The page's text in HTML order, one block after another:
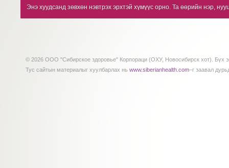
Энэ хуудсанд зөвхөн нэвтрэх эрхтэй хүмүүс орно. Та өөрийн нэр,
© 2026 ООО "Сибирское здоровье" Корпораци (ОХУ, Новосибирск хот). Бүх
Тус сайтын материалыг хуулбарлах нь www.siberianhealth.com–г заавал